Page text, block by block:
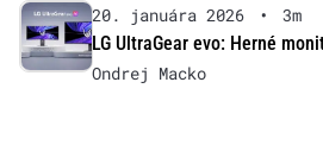
20. januára 2026 •
3m
LG UltraGear evo: Herné
Ondrej Macko